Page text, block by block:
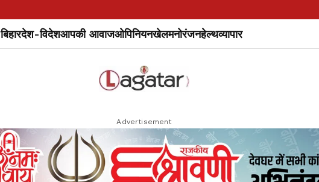
बिहारदेश-विदेशआपकी आवाजओपिनियनखेलमनोरंजनहेल्थव्यापार
Advertisement